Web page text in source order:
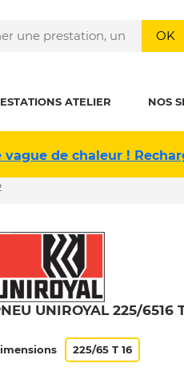
OK
ATELIER NOS
vague de chaleur !
UNIROYAL 225/6516
225/65 T 16